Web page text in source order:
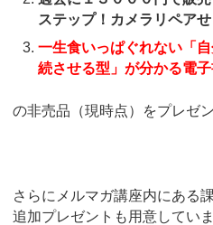
ステップ！カメラリペア
一生食いっぱぐれない「
続させる型」が分かる電
の非売品（現時点）をプレゼ
さらにメルマガ講座内にある
追加プレゼントも用意していま